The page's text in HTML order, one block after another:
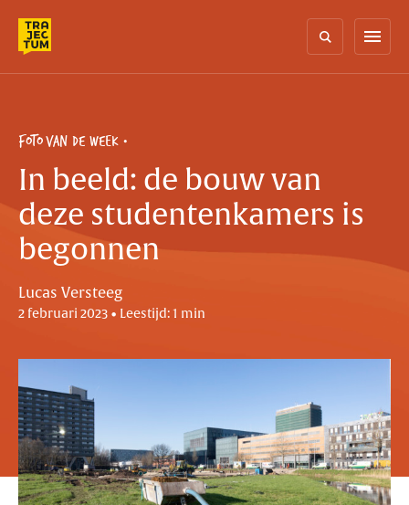
content
menu
FOTO VAN DE WEEK
In beeld: de bouw van
deze studentenkamers is
begonnen
Lucas Versteeg
2 februari 2023 • Leestijd: 1 min